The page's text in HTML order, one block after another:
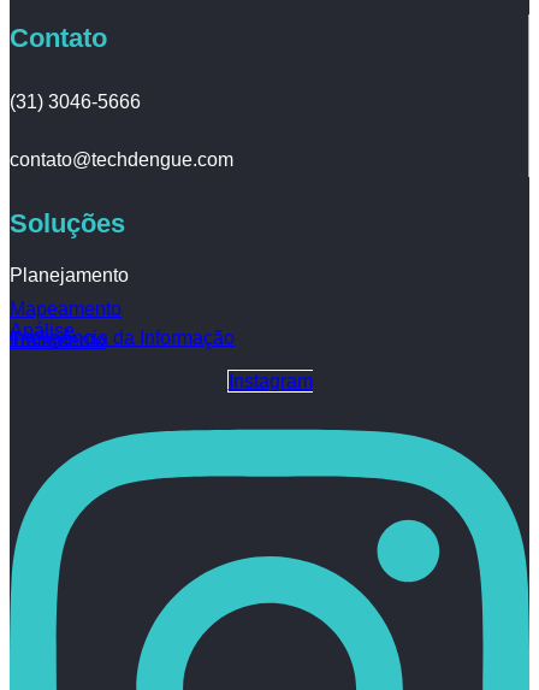
Contato
(31) 3046-5666
contato@techdengue.com
Soluções
Planejamento
Mapeamento
Análise
Tratamento
Inteligência da Informação
Instagram